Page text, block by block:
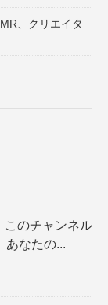
、クリエイタ
のチャンネル
あなたの...